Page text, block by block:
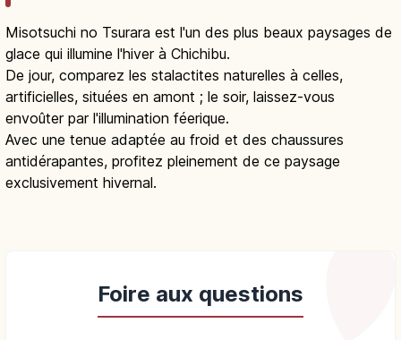
Misotsuchi no Tsurara est l'un des plus beaux paysages de
glace qui illumine l'hiver à Chichibu.
De jour, comparez les stalactites naturelles à celles,
artificielles, situées en amont ; le soir, laissez-vous
envoûter par l'illumination féerique.
Avec une tenue adaptée au froid et des chaussures
antidérapantes, profitez pleinement de ce paysage
exclusivement hivernal.
Foire aux questions